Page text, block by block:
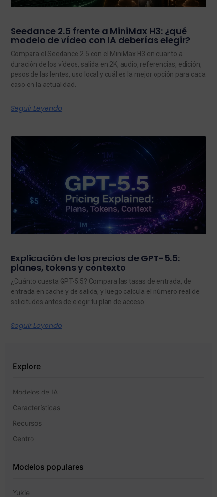
Seedance 2.5 frente a MiniMax H3: ¿qué
modelo de vídeo con IA deberías elegir?
Compara el Seedance 2.5 con el MiniMax H3 en cuanto a
duración de los vídeos, salida en 2K, audio, referencias, edición,
pesos de las lentes, uso local y cuál es la mejor opción para cada
caso en la actualidad.
Seguir Leyendo
Explicación de los precios de GPT-5.5:
planes, tokens y contexto
¿Cuánto cuesta GPT-5.5? Compara las tasas de entrada, de
entrada en caché y de salida, y luego calcula el número real de
solicitudes antes de elegir tu plan de acceso.
Seguir Leyendo
Explore
Modelos de IA
Características
Recursos
Centro
Modelos populares
Yukie